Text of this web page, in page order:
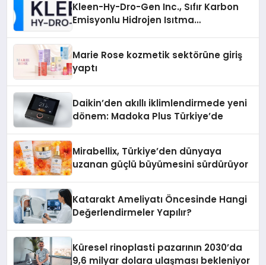
Kleen-Hy-Dro-Gen Inc., Sıfır Karbon
Emisyonlu Hidrojen Isıtma
Marie Rose kozmetik sektörüne giriş
yaptı
Daikin’den akıllı iklimlendirmede yeni
dönem: Madoka Plus Türkiye’de
Mirabellix, Türkiye’den dünyaya
uzanan güçlü büyümesini sürdürüyor
Katarakt Ameliyatı Öncesinde Hangi
Değerlendirmeler Yapılır?
Küresel rinoplasti pazarının 2030’da
9,6 milyar dolara ulaşması bekleniyor